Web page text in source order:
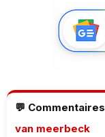
💬 Commentaires
van meerbeck